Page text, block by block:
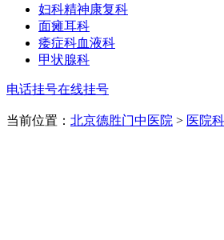
妇科精神康复科
面瘫耳科
痿症科血液科
甲状腺科
电话挂号在线挂号
当前位置： 北京德胜门中医院 > 医院